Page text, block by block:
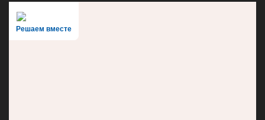
Решаем вместе